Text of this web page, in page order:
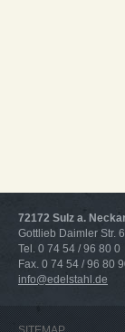
72172 Sulz a.
Gottlieb Daimler Str. 6
Tel. 0 74 54 / 96 80 0
Fax. 0 74 54 / 96 80
info@edelstahl.de